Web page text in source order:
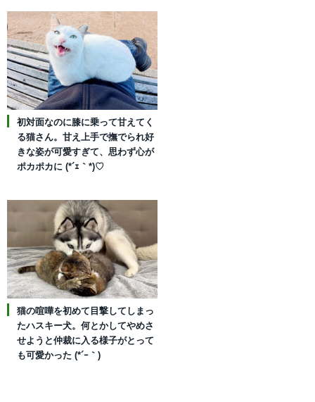
初対面なのに膝に乗って甘えてく
る猫さん。甘え上手で撫でられ好
きな姿が可愛すぎて、思わず心が
ポカポカに (*´ｪ｀*)♡
猫の喧嘩を初めて目撃してしまっ
たハスキー犬。何とかしてやめさ
せようと仲裁に入る様子がとって
も可愛かった (*´ｰ｀)